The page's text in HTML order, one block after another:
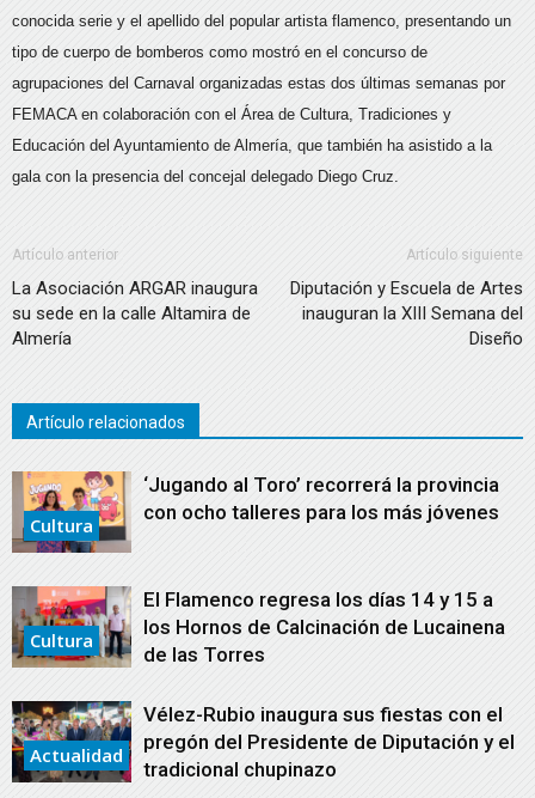
conocida serie y el apellido del popular artista flamenco, presentando un
tipo de cuerpo de bomberos como mostró en el concurso de
agrupaciones del Carnaval organizadas estas dos últimas semanas por
FEMACA en colaboración con el Área de Cultura, Tradiciones y
Educación del Ayuntamiento de Almería, que también ha asistido a la
gala con la presencia del concejal delegado Diego Cruz.
Artículo anterior
La Asociación ARGAR inaugura
su sede en la calle Altamira de
Almería
Artículo siguiente
Diputación y Escuela de Artes
inauguran la XIII Semana del
Diseño
Artículo relacionados
Cultura
‘Jugando al Toro’ recorrerá la provincia
con ocho talleres para los más jóvenes
Cultura
El Flamenco regresa los días 14 y 15 a
los Hornos de Calcinación de Lucainena
de las Torres
Actualidad
Vélez-Rubio inaugura sus fiestas con el
pregón del Presidente de Diputación y el
tradicional chupinazo